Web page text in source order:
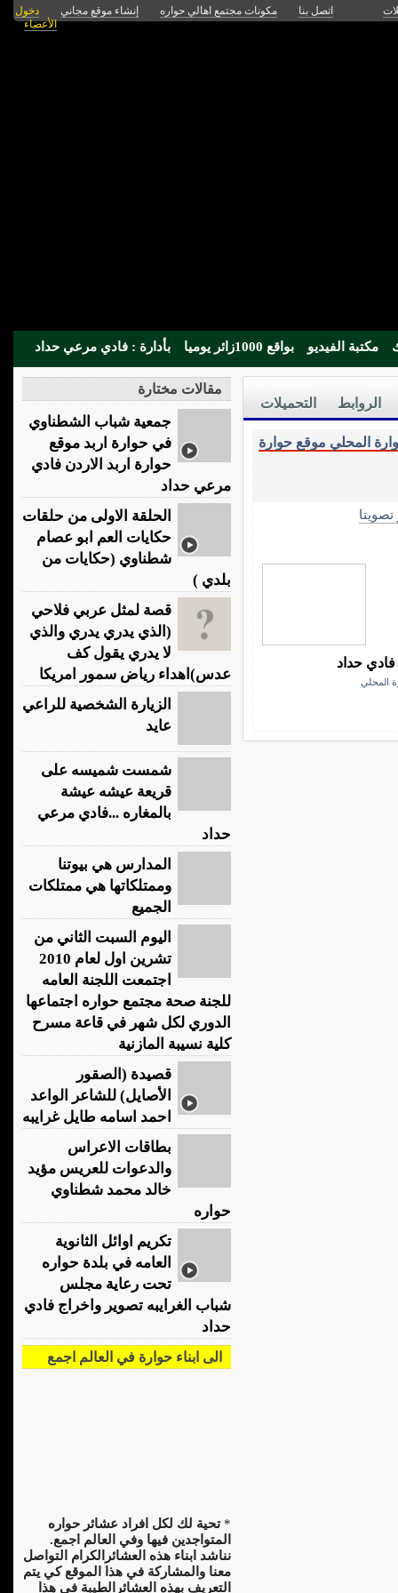
اتصل بنا مكونات مجتمع اهالي حواره إنشاء موقع مجاني
دخول
الأعضاء
مكتبة الفيديو بواقع 1000زائر يوميا بأدارة : فادي مرعي حداد
التحميلات الروابط
المحلي موقع حوارة
تصويتا
حداد
المحلي
مقالات مختارة
جمعية شباب الشطناوي
في حوارة اربد موقع
حوارة اربد الاردن فادي
مرعي حداد
الحلقة الاولى من حلقات
حكايات العم ابو عصام
شطناوي (حكايات من
بلدي )
قصة لمثل عربي فلاحي
(الذي يدري يدري والذي
لا يدري يقول كف
عدس)اهداء رياض سمور امريكا
الزيارة الشخصية للراعي
عايد
شمست شميسه على
قريعة عيشه عيشة
بالمغاره ...فادي مرعي
حداد
المدارس هي بيوتنا
وممتلكاتها هي ممتلكات
الجميع
اليوم السبت الثاني من
تشرين اول لعام 2010
اجتمعت اللجنة العامه
للجنة صحة مجتمع حواره اجتماعها
الدوري لكل شهر في قاعة مسرح
كلية نسيبة المازنية
قصيدة (الصقور
الأصايل) للشاعر الواعد
احمد اسامه طايل غرايبه
بطاقات الاعراس
والدعوات للعريس مؤيد
خالد محمد شطناوي
حواره
تكريم اوائل الثانوية
العامه في بلدة حواره
تحت رعاية مجلس
شباب الغرايبه تصوير واخراج فادي
حداد
الى ابناء حوارة في العالم اجمع
*تحية لك لكل افراد عشائر حواره
المتواجدين فيها وفي العالم اجمع.
نناشد ابناء هذه العشائرالكرام التواصل
معنا والمشاركة في هذا الموقع كي يتم
التعريف بهذه العشائرالطيبة في هذا